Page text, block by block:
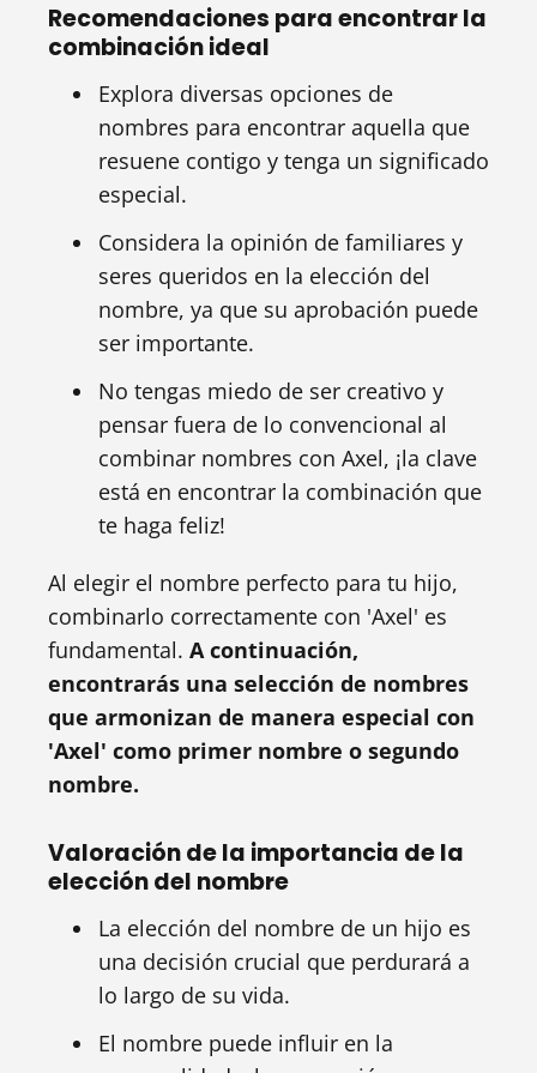
Recomendaciones para encontrar la
combinación ideal
Explora diversas opciones de
nombres para encontrar aquella que
resuene contigo y tenga un significado
especial.
Considera la opinión de familiares y
seres queridos en la elección del
nombre, ya que su aprobación puede
ser importante.
No tengas miedo de ser creativo y
pensar fuera de lo convencional al
combinar nombres con Axel, ¡la clave
está en encontrar la combinación que
te haga feliz!
Al elegir el nombre perfecto para tu hijo,
combinarlo correctamente con 'Axel' es
fundamental. A continuación,
encontrarás una selección de nombres
que armonizan de manera especial con
'Axel' como primer nombre o segundo
nombre.
Valoración de la importancia de la
elección del nombre
La elección del nombre de un hijo es
una decisión crucial que perdurará a
lo largo de su vida.
El nombre puede influir en la